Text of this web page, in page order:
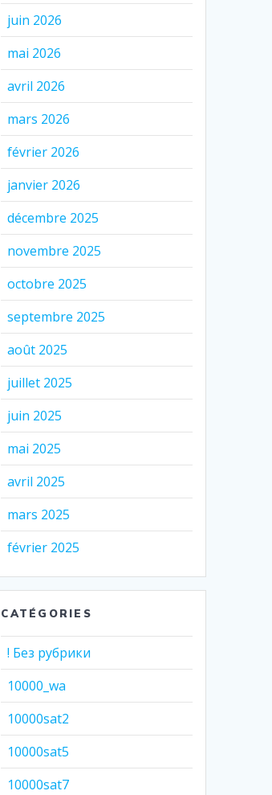
juin 2026
mai 2026
avril 2026
mars 2026
février 2026
janvier 2026
décembre 2025
novembre 2025
octobre 2025
septembre 2025
août 2025
juillet 2025
juin 2025
mai 2025
avril 2025
mars 2025
février 2025
CATÉGORIES
! Без рубрики
10000_wa
10000sat2
10000sat5
10000sat7